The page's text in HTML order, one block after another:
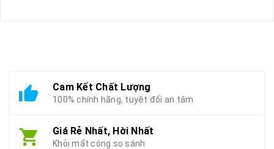
Cam Kết Chất Lượng
100% chính hãng, tuyệt đối an tâm
Giá Rẻ Nhất, Hời Nhất
Khỏi mất công so sánh